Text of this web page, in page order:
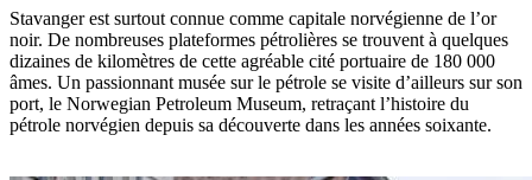
Stavanger est surtout connue comme capitale norvégienne de l’or
noir. De nombreuses plateformes pétrolières se trouvent à quelques
dizaines de kilomètres de cette agréable cité portuaire de 180 000
âmes. Un passionnant musée sur le pétrole se visite d’ailleurs sur son
port, le Norwegian Petroleum Museum, retraçant l’histoire du
pétrole norvégien depuis sa découverte dans les années soixante.